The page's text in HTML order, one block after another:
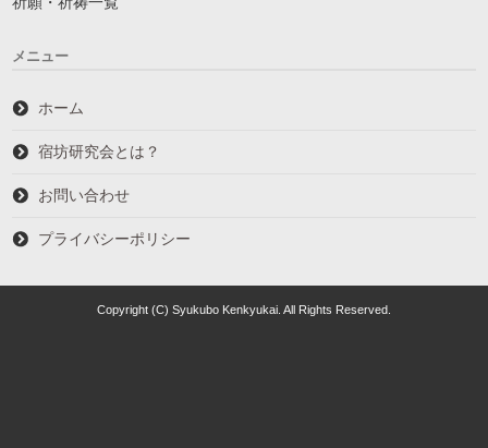
メニュー
ホーム
宿坊研究会とは？
お問い合わせ
プライバシーポリシー
Copyright (C) Syukubo Kenkyukai. All Rights Reserved.